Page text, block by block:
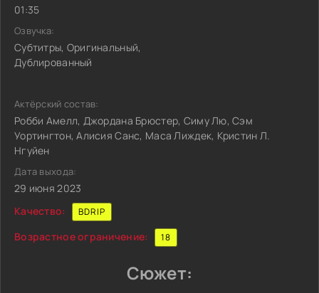
01:35
Озвучка:
Субтитры, Оригинальный,
Дублированный
Актёрский состав:
Робби Амелл, Джордана Брюстер, Симу Лю, Сэм
Уортингтон, Алисия Санс, Маса Лиждек, Кристин Л.
Нгуйен
Дата выхода:
29 июня 2023
Качество:
BDRIP
Возрастное ограничение: 18
Сюжет: